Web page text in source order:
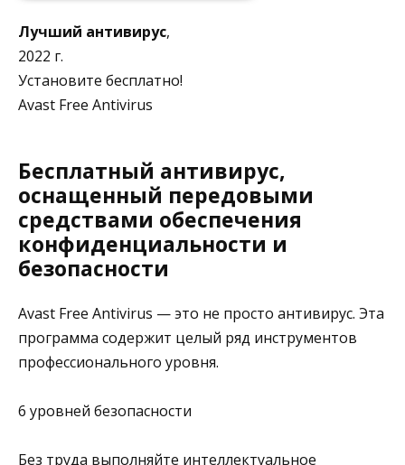
Лучший антивирус,
2022 г.
Установите бесплатно!
Avast Free Antivirus
Бесплатный антивирус,
оснащенный передовыми
средствами обеспечения
конфиденциальности и
безопасности
Avast Free Antivirus — это не просто антивирус. Эта
программа содержит целый ряд инструментов
профессионального уровня.
6 уровней безопасности
Без труда выполняйте интеллектуальное